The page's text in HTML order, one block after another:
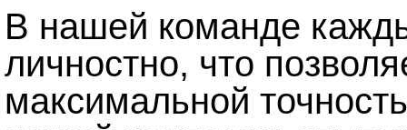
В нашей команде
личностно, что
максимальной